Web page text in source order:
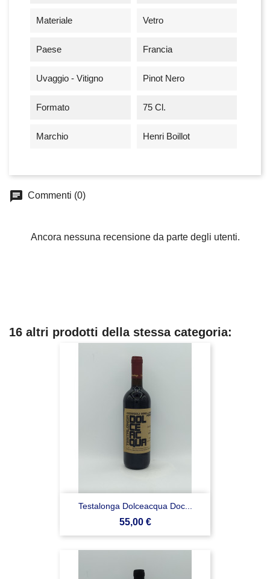
Materiale Vetro
Paese Francia
Uvaggio - Vitigno Pinot Nero
Formato 75 Cl.
Marchio Henri Boillot
chat Commenti (0)
Ancora nessuna recensione da parte degli utenti.
16 altri prodotti della stessa categoria:
Testalonga Dolceacqua Doc...
Prezzo
55,00 €